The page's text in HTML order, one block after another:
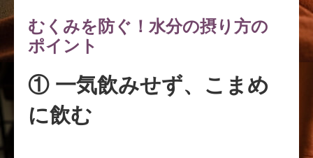
むくみを防ぐ！水分の摂り方の
ポイント
① 一気飲みせず、こまめ
に飲む